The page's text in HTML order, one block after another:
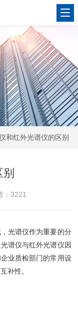
和红外光谱仪的区别
：3221
光谱仪作为重要的分
谱仪与红外光谱仪因
业质检部门的常用设
补性。